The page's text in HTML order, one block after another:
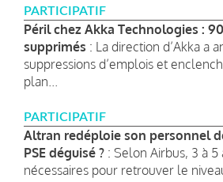
PARTICIPATIF
Péril chez Akka Technologies :
supprimés : La direction d’Akka a
suppressions d’emplois et
plan...
PARTICIPATIF
Altran redéploie son personnel
PSE déguisé ? : Selon Airbus, 3 à 5
nécessaires pour retrouver le